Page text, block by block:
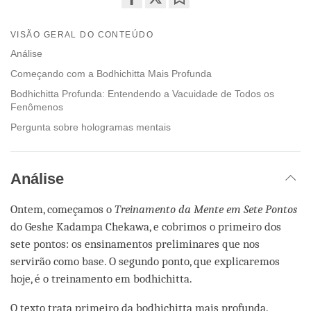
on
VISÃO GERAL DO CONTEÚDO
Análise
Começando com a Bodhichitta Mais Profunda
Bodhichitta Profunda: Entendendo a Vacuidade de Todos os
Fenômenos
Pergunta sobre hologramas mentais
Análise
Ontem, começamos o Treinamento da Mente em Sete Pontos
do Geshe Kadampa Chekawa, e cobrimos o primeiro dos
sete pontos: os ensinamentos preliminares que nos
servirão como base. O segundo ponto, que explicaremos
hoje, é o treinamento em bodhichitta.
O texto trata primeiro da bodhichitta mais profunda.